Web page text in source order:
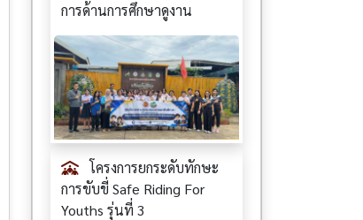
การด้านการศึกษาดูงาน
โครงการยกระดับทักษะ
การขับขี่ Safe Riding For
Youths รุ่นที่ 3